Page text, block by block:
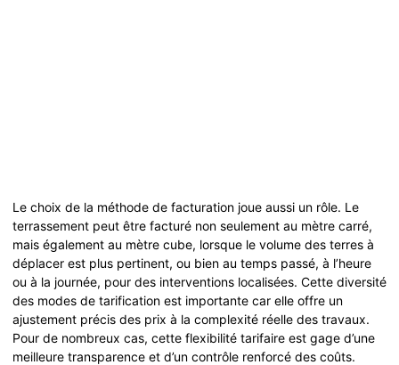
Le choix de la méthode de facturation joue aussi un rôle. Le
terrassement peut être facturé non seulement au mètre carré,
mais également au mètre cube, lorsque le volume des terres à
déplacer est plus pertinent, ou bien au temps passé, à l’heure
ou à la journée, pour des interventions localisées. Cette diversité
des modes de tarification est importante car elle offre un
ajustement précis des prix à la complexité réelle des travaux.
Pour de nombreux cas, cette flexibilité tarifaire est gage d’une
meilleure transparence et d’un contrôle renforcé des coûts.